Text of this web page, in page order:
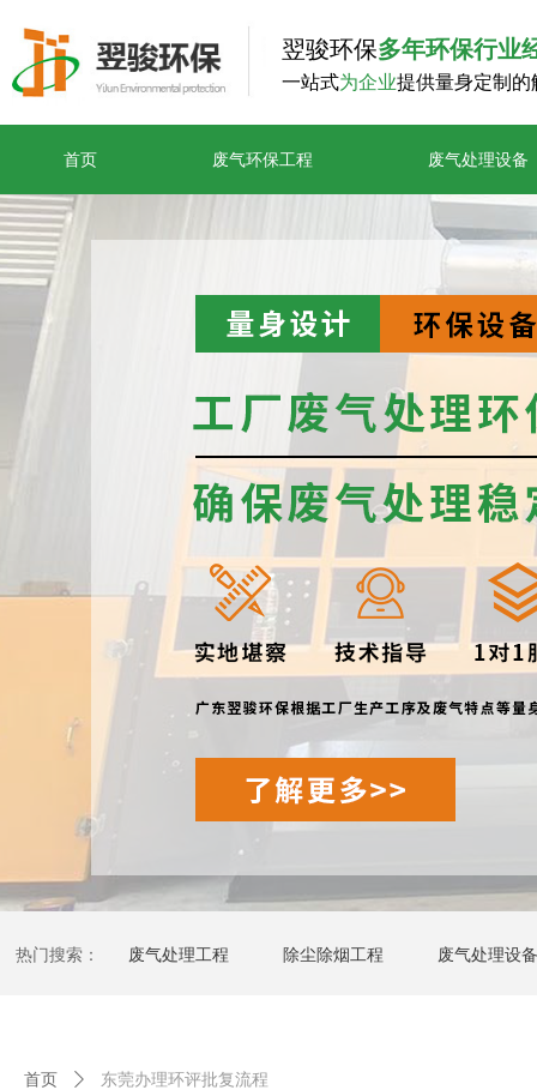
首页 废气环保工程 废气处理设备
翌骏环保多年环保行业
一站式为企业提供量身定制的
首页 ꄲ 东莞办理环评批复流程
热门搜索： 废气处理工程 除尘除烟工程 废气处理设